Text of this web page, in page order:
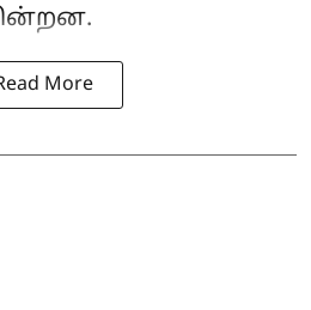
More